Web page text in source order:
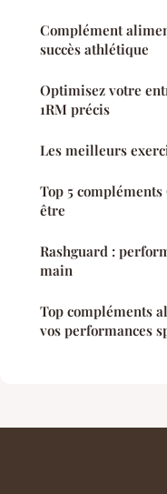
Complément
succès athlétique
Optimisez votre
1RM précis
Les meilleurs
Top 5
être
Rashguard :
main
Top compléments
vos performances